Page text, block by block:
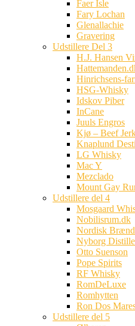
Faer Isle
Fary Lochan
Glenallachie
Gravering
Udstillere Del 3
H.J. Hansen
Hinrichsens-
HSG-Whisky
Idskov Piber
InCane
Juuls Engros
Kjø – Beef
Knaplund
LG Whisky
Mac Y
Mezclado
Mount Gay
Udstillere del 4
Mosgaard
Nobilisrum.dk
Nordisk
Nyborg
Otto Suenson
Pope Spirits
RF Whisky
RomDeLuxe
Romhytten
Ron Dos
Udstillere del 5